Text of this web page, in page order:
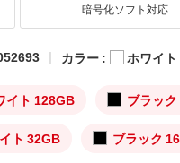
暗号化ソフト対応
カラー : ホワイト
イト 128GB ブラッ
ト 32GB ブラック